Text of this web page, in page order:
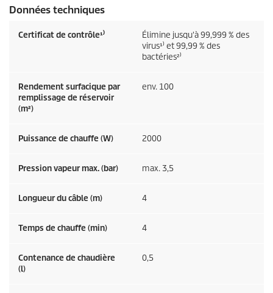
Données techniques
Certificat de contrôle¹⁾
Élimine jusqu'à 99,999 % des
virus¹⁾ et 99,99 % des
bactéries²⁾
Rendement surfacique par
remplissage de réservoir
(m²)
env. 100
Puissance de chauffe (W) 2000
Pression vapeur max. (bar) max. 3,5
Longueur du câble (m) 4
Temps de chauffe (min) 4
Contenance de chaudière
(l)
0,5